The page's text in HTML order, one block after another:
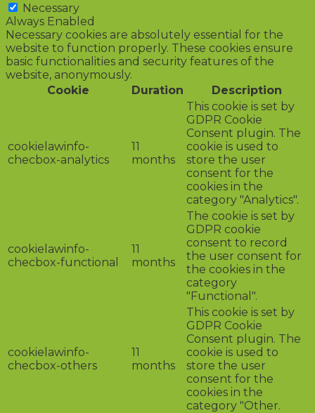
Necessary
Always Enabled
Necessary cookies are absolutely essential for the
website to function properly. These cookies ensure
basic functionalities and security features of the
website, anonymously.
Cookie
Duration Description
cookielawinfo-
checbox-analytics
11
months
This cookie is set by
GDPR Cookie
Consent plugin. The
cookie is used to
store the user
consent for the
cookies in the
category "Analytics".
cookielawinfo-
checbox-functional
11
months
The cookie is set by
GDPR cookie
consent to record
the user consent for
the cookies in the
category
"Functional".
cookielawinfo-
checbox-others
11
months
This cookie is set by
GDPR Cookie
Consent plugin. The
cookie is used to
store the user
consent for the
cookies in the
category "Other.